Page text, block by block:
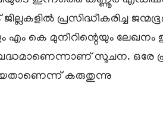
പ്രസിദ്ധീകരിച്ച
കെ മുനീറിന്റെയും
അബദ്ധമാണെന്നാണ് സൂചന. ഒരേ
കരുതുന്നു